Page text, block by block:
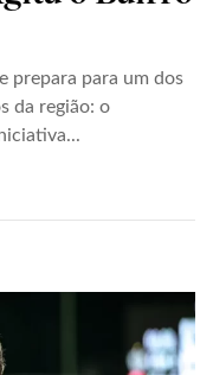
prepara para um dos
da região: o